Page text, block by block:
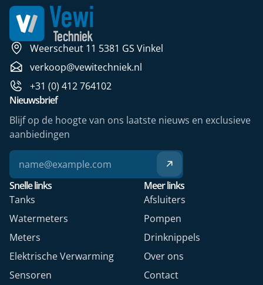
Weerscheut 11 5381 GS Vinkel
verkoop@vewitechniek.nl
+31 (0) 412 764102
Snelle links
Tanks
Watermeters
Meters
Elektrische Verwarming
Sensoren
Meer links
Afsluiters
Pompen
Drinknippels
Over ons
Contact
Nieuwsbrief
Blijf op de hoogte van ons laatste nieuws en exclusieve
aanbiedingen